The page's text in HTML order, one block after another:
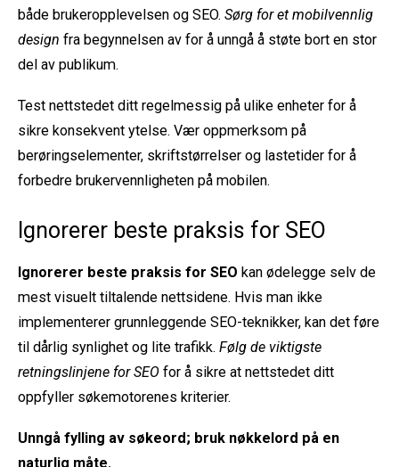
både brukeropplevelsen og SEO. Sørg for et mobilvennlig
design fra begynnelsen av for å unngå å støte bort en stor
del av publikum.
Test nettstedet ditt regelmessig på ulike enheter for å
sikre konsekvent ytelse. Vær oppmerksom på
berøringselementer, skriftstørrelser og lastetider for å
forbedre brukervennligheten på mobilen.
Ignorerer beste praksis for SEO
Ignorerer beste praksis for SEO kan ødelegge selv de
mest visuelt tiltalende nettsidene. Hvis man ikke
implementerer grunnleggende SEO-teknikker, kan det føre
til dårlig synlighet og lite trafikk. Følg de viktigste
retningslinjene for SEO for å sikre at nettstedet ditt
oppfyller søkemotorenes kriterier.
Unngå fylling av søkeord ; bruk nøkkelord på en
naturlig måte.